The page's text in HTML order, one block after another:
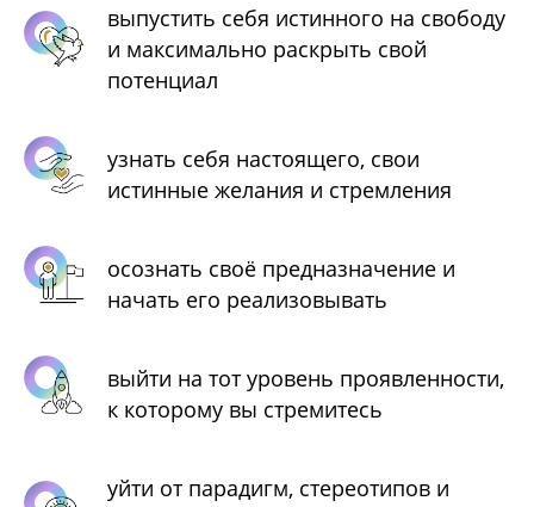
выпустить себя истинного на свободу
и максимально раскрыть свой
потенциал
узнать себя настоящего, свои
истинные желания и стремления
осознать своё предназначение и
начать его реализовывать
выйти на тот уровень проявленности,
к которому вы стремитесь
уйти от парадигм, стереотипов и